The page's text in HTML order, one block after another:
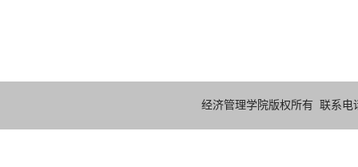
经济管理学院版权所有 联系电